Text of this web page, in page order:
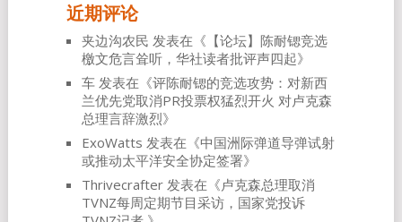
近期评论
夹边沟农民 发表在《 【论坛】陈耐锶竞选
檄文危言耸听，华社读者批评声四起》
车发表在《评陈耐锶的竞选攻势：对新西
兰优先党取消PR投票权猛烈开火 对卢克森
总理言辞激烈》
ExoWatts 发表在《中国洲际弹道导弹试射
或推动太平洋安全协定签署》
Thrivecrafter发表在《卢克森总理取消
TVNZ每周定期节目采访，国家党投诉